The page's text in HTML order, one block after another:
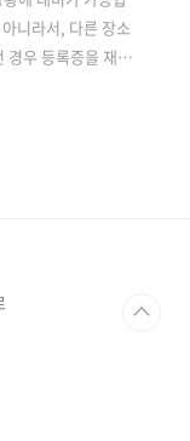
니라서, 다른 장소
경우 등록증을 재발
입니다. 1. 자동
클릭! - 자동차 365